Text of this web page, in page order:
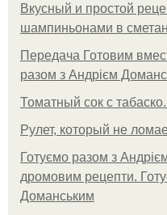
Вкусный и простой
шампиньонами в
Передача Готовим
разом з Андрієм
Томатный сок с
Рулет, который не
Готуємо разом з
дромовим рецепти.
Доманським